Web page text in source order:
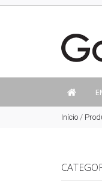
Início /